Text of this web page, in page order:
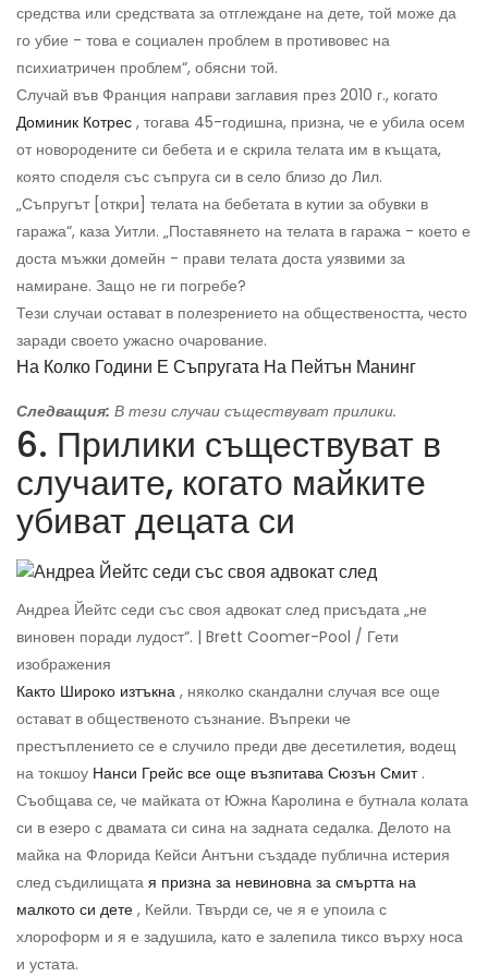
средства или средствата за отглеждане на дете, той може да
го убие - това е социален проблем в противовес на
психиатричен проблем“, обясни той.
Случай във Франция направи заглавия през 2010 г., когато
Доминик Котрес , тогава 45-годишна, призна, че е убила осем
от новородените си бебета и е скрила телата им в къщата,
която споделя със съпруга си в село близо до Лил.
„Съпругът [откри] телата на бебетата в кутии за обувки в
гаража“, каза Уитли. „Поставянето на телата в гаража - което е
доста мъжки домейн - прави телата доста уязвими за
намиране. Защо не ги погребе?
Тези случаи остават в полезрението на обществеността, често
заради своето ужасно очарование.
На Колко Години Е Съпругата На Пейтън Манинг
Следващия: В тези случаи съществуват прилики.
6. Прилики съществуват в
случаите, когато майките
убиват децата си
Андреа Йейтс седи със своя адвокат след присъдата „не
виновен поради лудост“. | Brett Coomer-Pool / Гети
изображения
Както Широко изтъкна , няколко скандални случая все още
остават в общественото съзнание. Въпреки че
престъплението се е случило преди две десетилетия, водещ
на токшоу Нанси Грейс все още възпитава Сюзън Смит.
Съобщава се, че майката от Южна Каролина е бутнала колата
си в езеро с двамата си сина на задната седалка. Делото на
майка на Флорида Кейси Антъни създаде публична истерия
след съдилищата я призна за невиновна за смъртта на
малкото си дете , Кейли. Твърди се, че я е упоила с
хлороформ и я е задушила, като е залепила тиксо върху носа
и устата.